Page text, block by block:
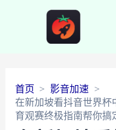
首页
影音加速
在新加坡看抖音世界杯
育观赛终极指南帮你搞